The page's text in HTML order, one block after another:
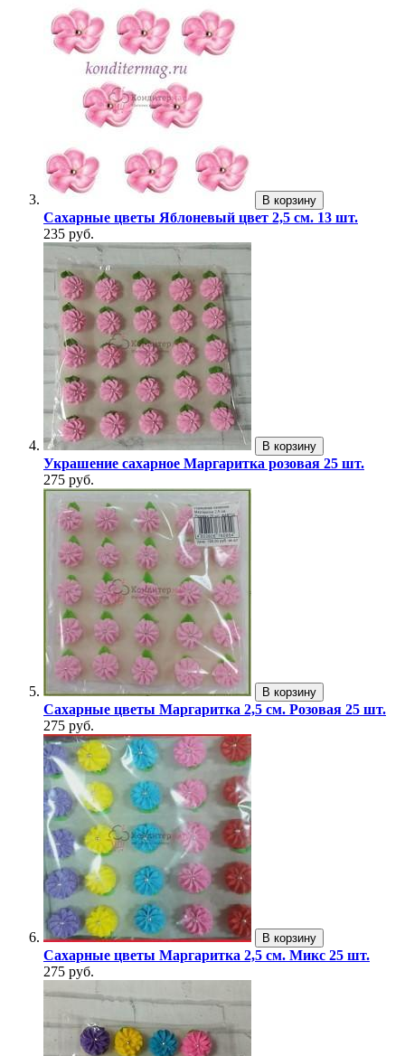
В корзину
Сахарные цветы Яблоневый цвет 2,5 см. 13 шт.
235 руб.
В корзину
Украшение сахарное Маргаритка розовая 25 шт.
275 руб.
В корзину
Сахарные цветы Маргаритка 2,5 см. Розовая 25 шт.
275 руб.
В корзину
Сахарные цветы Маргаритка 2,5 см. Микс 25 шт.
275 руб.